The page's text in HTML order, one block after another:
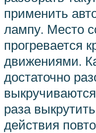
применить
лампу. Место
прогревается
движениями.
достаточно
раза
действия